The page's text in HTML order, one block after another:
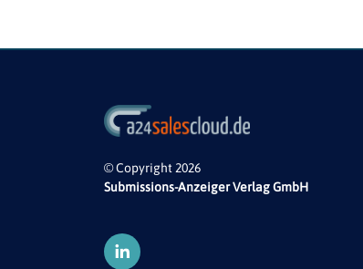
© Copyright 2026
Submissions-Anzeiger Verlag GmbH